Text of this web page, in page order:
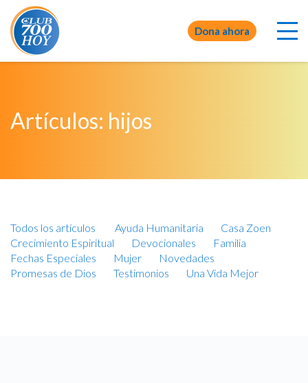
Dona ahora
Artículos: hijos
Todos los artículos Ayuda Humanitaria
Casa Zoen
Crecimiento Espiritual
Devocionales
Familia
Fechas Especiales
Mujer
Novedades
Promesas de Dios
Testimonios Una Vida Mejor